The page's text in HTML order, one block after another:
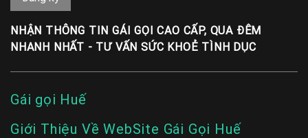
NHẬN THÔNG TIN GÁI GỌI CAO CẤP, QUA ĐÊM
NHANH NHẤT - TƯ VẤN SỨC KHOẺ TÌNH DỤC
Gái gọi Huế
Giới Thiệu Về WebSite Gái Gọi Huế